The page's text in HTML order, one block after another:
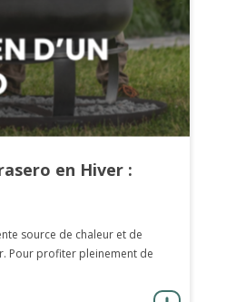
en Hiver :
source de chaleur et de
Pour profiter pleinement de